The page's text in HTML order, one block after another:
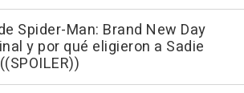
Spider-Man: Brand New Day
y por qué eligieron a Sadie